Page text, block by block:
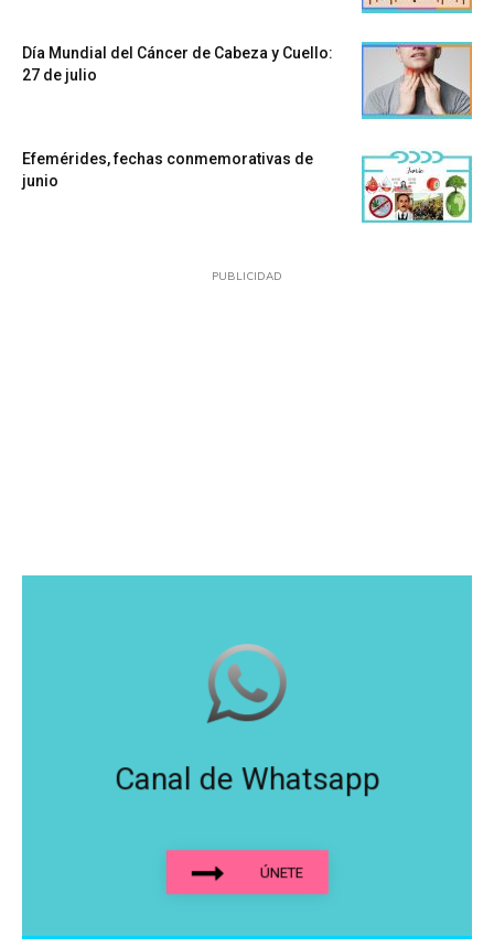
Día Mundial del Cáncer de Cabeza y Cuello:
27 de julio
Efemérides, fechas conmemorativas de
junio
PUBLICIDAD
Canal de Whatsapp
ÚNETE